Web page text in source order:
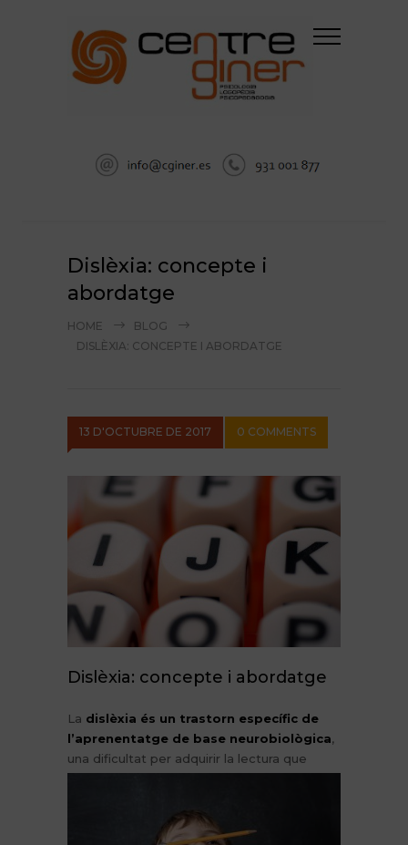
Dislèxia: concepte i
abordatge
HOME
BLOG
DISLÈXIA: CONCEPTE I ABORDATGE
13 D'OCTUBRE DE 2017 0 COMMENTS
Dislèxia: concepte i abordatge
La dislèxia és un trastorn específic de
l’aprenentatge de base neurobiològica,
una dificultat per adquirir la lectura que